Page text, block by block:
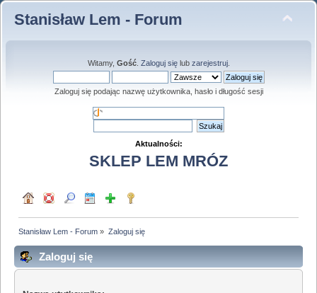
Stanisław Lem - Forum
Witamy, Gość. Zaloguj sięlub zarejestruj.
Zaloguj się podając nazwę użytkownika, hasło i długość sesji
Aktualności:
SKLEP LEM MRÓZ
Stanisław Lem - Forum » Zaloguj się
Zaloguj się